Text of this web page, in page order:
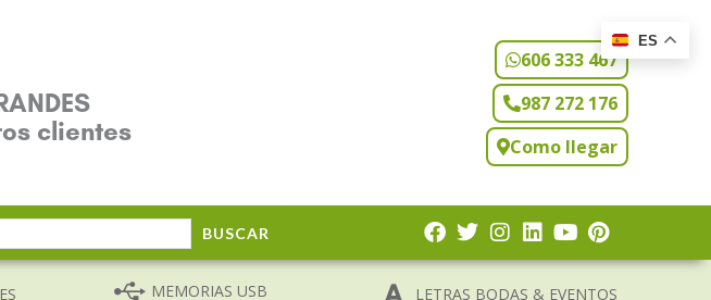
clientes
606 333 467
987 272 176
Como llegar
BUSCAR
MEMORIAS USB
LETRAS BODAS & EVENTOS
ES